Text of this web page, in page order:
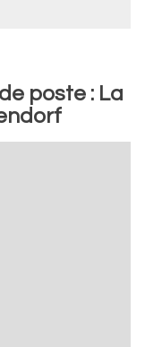
poste : La